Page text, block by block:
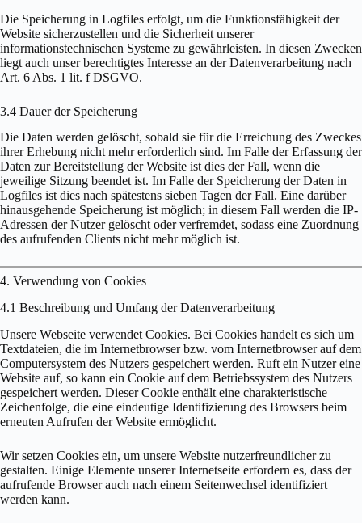
Die Speicherung in Logfiles erfolgt, um die Funktionsfähigkeit der
Website sicherzustellen und die Sicherheit unserer
informationstechnischen Systeme zu gewährleisten. In diesen Zwecken
liegt auch unser berechtigtes Interesse an der Datenverarbeitung nach
Art. 6 Abs. 1 lit. f DSGVO.
3.4 Dauer der Speicherung
Die Daten werden gelöscht, sobald sie für die Erreichung des Zweckes
ihrer Erhebung nicht mehr erforderlich sind. Im Falle der Erfassung der
Daten zur Bereitstellung der Website ist dies der Fall, wenn die
jeweilige Sitzung beendet ist. Im Falle der Speicherung der Daten in
Logfiles ist dies nach spätestens sieben Tagen der Fall. Eine darüber
hinausgehende Speicherung ist möglich; in diesem Fall werden die IP-
Adressen der Nutzer gelöscht oder verfremdet, sodass eine Zuordnung
des aufrufenden Clients nicht mehr möglich ist.
4. Verwendung von Cookies
4.1 Beschreibung und Umfang der Datenverarbeitung
Unsere Webseite verwendet Cookies. Bei Cookies handelt es sich um
Textdateien, die im Internetbrowser bzw. vom Internetbrowser auf dem
Computersystem des Nutzers gespeichert werden. Ruft ein Nutzer eine
Website auf, so kann ein Cookie auf dem Betriebssystem des Nutzers
gespeichert werden. Dieser Cookie enthält eine charakteristische
Zeichenfolge, die eine eindeutige Identifizierung des Browsers beim
erneuten Aufrufen der Website ermöglicht.
Wir setzen Cookies ein, um unsere Website nutzerfreundlicher zu
gestalten. Einige Elemente unserer Internetseite erfordern es, dass der
aufrufende Browser auch nach einem Seitenwechsel identifiziert
werden kann.